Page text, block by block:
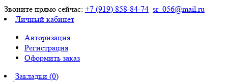
Звоните прямо сейчас: +7 (919) 858-84-74 sr_056@mail.ru
Личный кабинет
Авторизация
Регистрация
Оформить заказ
Закладки (0)